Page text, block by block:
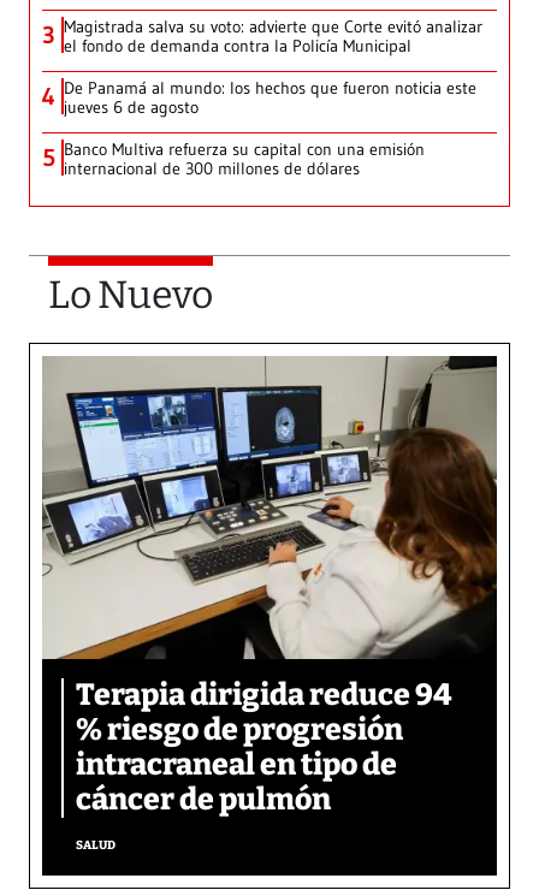
3 Magistrada salva su voto: advierte que Corte evitó analizar
el fondo de demanda contra la Policía Municipal
4 De Panamá al mundo: los hechos que fueron noticia este
jueves 6 de agosto
5 Banco Multiva refuerza su capital con una emisión
internacional de 300 millones de dólares
Lo Nuevo
Terapia dirigida reduce 94
% riesgo de progresión
intracraneal en tipo de
cáncer de pulmón
SALUD